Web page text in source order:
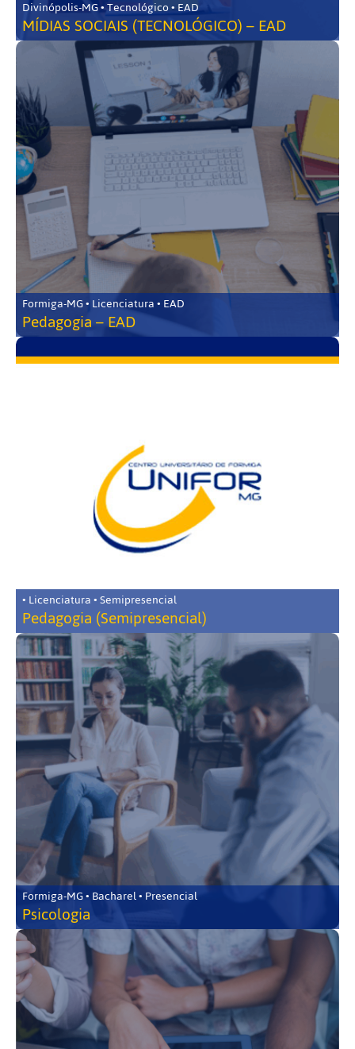
Divinópolis-MG • Tecnológico • EAD
MÍDIAS SOCIAIS (TECNOLÓGICO) – EAD
Formiga-MG • Licenciatura • EAD
Pedagogia – EAD
• Licenciatura • Semipresencial
Pedagogia (Semipresencial)
Formiga-MG • Bacharel • Presencial
Psicologia